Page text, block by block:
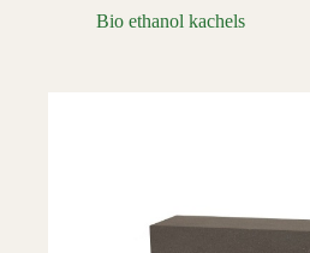
Bio ethanol kachels